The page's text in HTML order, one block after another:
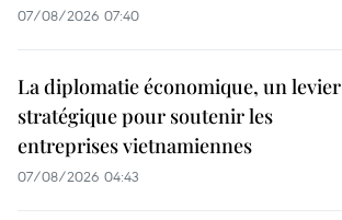
07/08/2026 07:40
La diplomatie économique, un levier
stratégique pour soutenir les
entreprises vietnamiennes
07/08/2026 04:43